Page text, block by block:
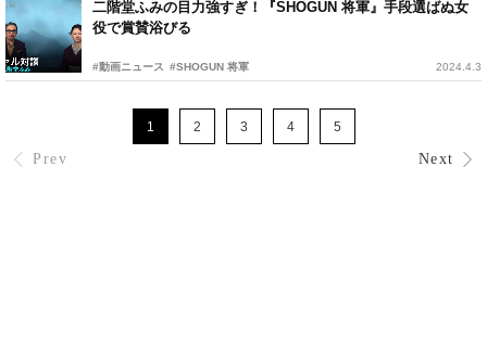
二階堂ふみの目力強すぎ！『SHOGUN 将軍』手段選ばぬ女
役で賞賛浴びる
#動画ニュース #SHOGUN 将軍 2024.4.3
Prev
1 2 3 4 5
Next